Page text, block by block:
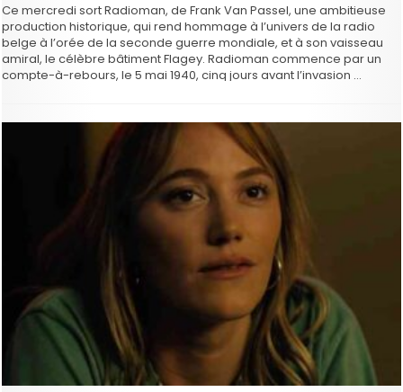
Ce mercredi sort Radioman, de Frank Van Passel, une ambitieuse
production historique, qui rend hommage à l’univers de la radio
belge à l’orée de la seconde guerre mondiale, et à son vaisseau
amiral, le célèbre bâtiment Flagey. Radioman commence par un
compte-à-rebours, le 5 mai 1940, cinq jours avant l’invasion …